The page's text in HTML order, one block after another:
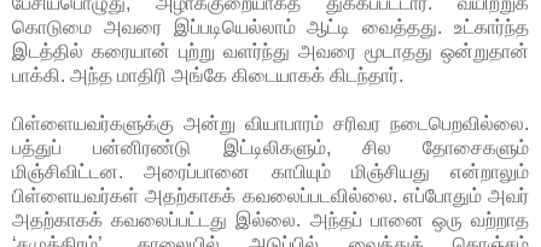
கொடுமை அவரை இப்படியெல்லாம் ஆட்டி வைத்தது. உட்கார்ந்த
இடத்தில் கரையான் புற்று வளர்ந்து அவரை மூடாதது ஒன்றுதான்
பாக்கி. அந்த மாதிரி அங்கே கிடையாகக் கிடந்தார்.
பிள்ளையவர்களுக்கு அன்று வியாபாரம் சரிவர நடைபெறவில்லை.
பத்துப் பன்னிரண்டு இட்டிலிகளும், சில தோசைகளும்
மிஞ்சிவிட்டன. அரைப்பானை காபியும் மிஞ்சியது என்றாலும்
பிள்ளையவர்கள் அதற்காகக் கவலைப்படவில்லை. எப்போதும் அவர்
அதற்காகக் கவலைப்பட்டது இல்லை. அந்தப் பானை ஒரு வற்றாத